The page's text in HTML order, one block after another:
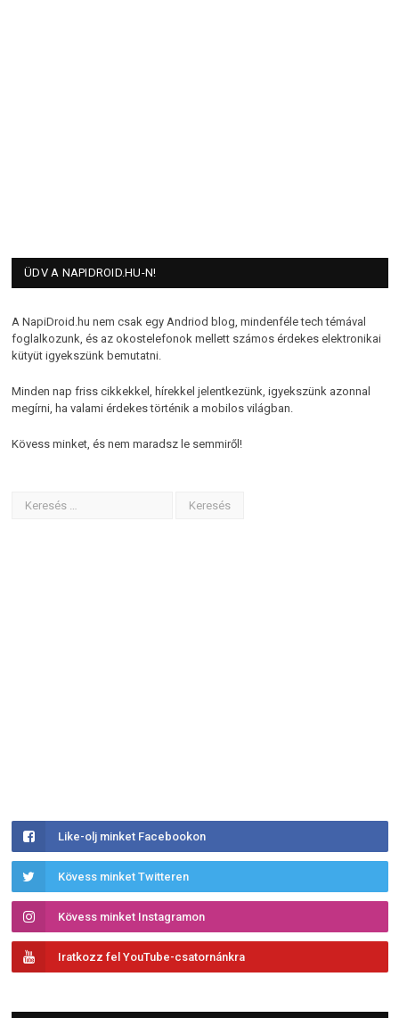
ÜDV A NAPIDROID.HU-N!
A NapiDroid.hu nem csak egy Andriod blog, mindenféle tech témával
foglalkozunk, és az okostelefonok mellett számos érdekes elektronikai
kütyüt igyekszünk bemutatni.
Minden nap friss cikkekkel, hírekkel jelentkezünk, igyekszünk azonnal
megírni, ha valami érdekes történik a mobilos világban.
Kövess minket, és nem maradsz le semmiről!
Like-olj minket Facebookon
Kövess minket Twitteren
Kövess minket Instagramon
Iratkozz fel YouTube-csatornánkra